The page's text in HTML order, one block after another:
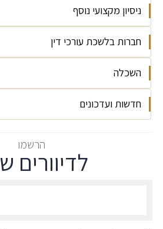
דיני עבודה
ניסיון מקצועי נוסף
עוזר הוראה בקורס דיני עבודה
אביב (2024)
עוזר מחקר בדיני עבודה
(2024-2025)
חברות בלשכת עורכי דין
חבר בלשכת עורכי הדין משנת 2025השכלה
אוניברסיטת תל אביב, LLB משפטים, 2024
חדשות ועדכונים
הרשמו
לדיוורים